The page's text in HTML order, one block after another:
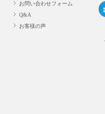
お問い合わせフォーム
Q&A
お客様の声